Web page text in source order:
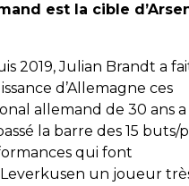
est la cible
2019, Julian Brandt a
d’Allemagne ces
allemand de 30 ans a
la barre des 15 buts/
qui font
un joueur